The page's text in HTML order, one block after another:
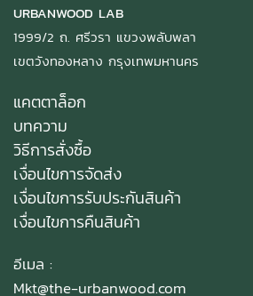
URBANWOOD LAB
1999/2 ถ. ศรีวรา แขวงพลับพลา
เขตวังทองหลาง กรุงเทพมหานคร
แคตตาล็อก
บทความ
วิธีการสั่งซื้อ
เงื่อนไขการจัดส่ง
เงื่อนไขการรับประกันสินค้า
เงื่อนไขการคืนสินค้า
อีเมล :
Mkt@the-urbanwood.com